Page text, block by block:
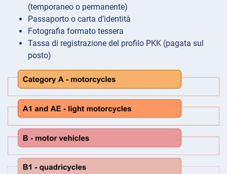
(temporaneo o permanente)
Passaporto o carta d’identità
Fotografia formato tessera
Tassa di registrazione del profilo PKK (pagata sul
posto)